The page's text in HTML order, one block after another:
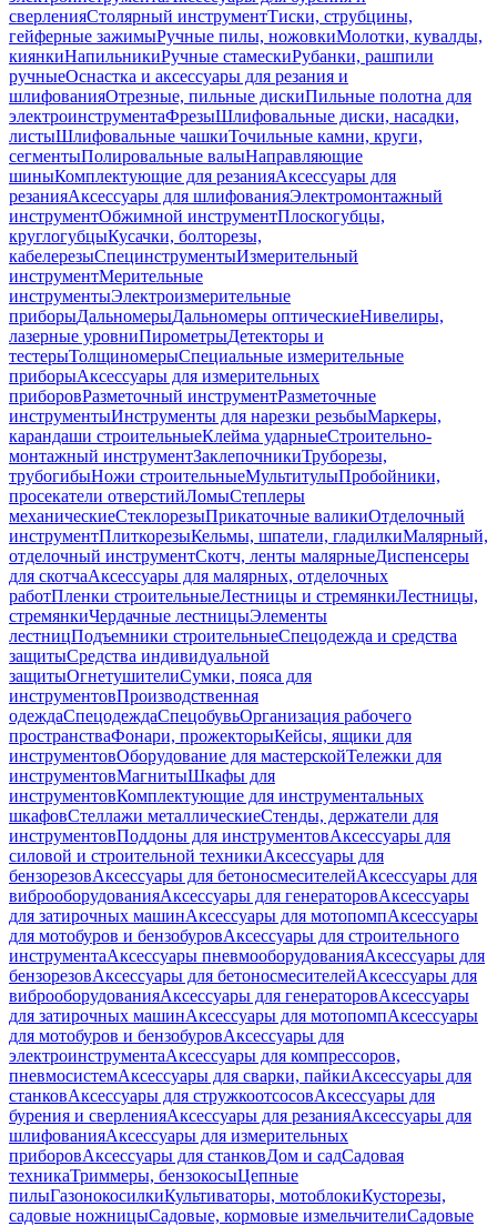
сверленияСтолярный инструментТиски, струбцины,
гейферные зажимыРучные пилы, ножовкиМолотки, кувалды,
киянкиНапильникиРучные стамескиРубанки, рашпили
ручныеОснастка и аксессуары для резания и
шлифованияОтрезные, пильные дискиПильные полотна для
электроинструментаФрезыШлифовальные диски, насадки,
листыШлифовальные чашкиТочильные камни, круги,
сегментыПолировальные валыНаправляющие
шиныКомплектующие для резанияАксессуары для
резанияАксессуары для шлифованияЭлектромонтажный
инструментОбжимной инструментПлоскогубцы,
круглогубцыКусачки, болторезы,
кабелерезыСпецинструментыИзмерительный
инструментМерительные
инструментыЭлектроизмерительные
приборыДальномерыДальномеры оптическиеНивелиры,
лазерные уровниПирометрыДетекторы и
тестерыТолщиномерыСпециальные измерительные
приборыАксессуары для измерительных
приборовРазметочный инструментРазметочные
инструментыИнструменты для нарезки резьбыМаркеры,
карандаши строительныеКлейма ударныеСтроительно-
монтажный инструментЗаклепочникиТруборезы,
трубогибыНожи строительныеМультитулыПробойники,
просекатели отверстийЛомыСтеплеры
механическиеСтеклорезыПрикаточные валикиОтделочный
инструментПлиткорезыКельмы, шпатели, гладилкиМалярный,
отделочный инструментСкотч, ленты малярныеДиспенсеры
для скотчаАксессуары для малярных, отделочных
работПленки строительныеЛестницы и стремянкиЛестницы,
стремянкиЧердачные лестницыЭлементы
лестницПодъемники строительныеСпецодежда и средства
защитыСредства индивидуальной
защитыОгнетушителиСумки, пояса для
инструментовПроизводственная
одеждаСпецодеждаСпецобувьОрганизация рабочего
пространстваФонари, прожекторыКейсы, ящики для
инструментовОборудование для мастерскойТележки для
инструментовМагнитыШкафы для
инструментовКомплектующие для инструментальных
шкафовСтеллажи металлическиеСтенды, держатели для
инструментовПоддоны для инструментовАксессуары для
силовой и строительной техникиАксессуары для
бензорезовАксессуары для бетоносмесителейАксессуары для
виброоборудованияАксессуары для генераторовАксессуары
для затирочных машинАксессуары для мотопомпАксессуары
для мотобуров и бензобуровАксессуары для строительного
инструментаАксессуары пневмооборудованияАксессуары для
бензорезовАксессуары для бетоносмесителейАксессуары для
виброоборудованияАксессуары для генераторовАксессуары
для затирочных машинАксессуары для мотопомпАксессуары
для мотобуров и бензобуровАксессуары для
электроинструментаАксессуары для компрессоров,
пневмосистемАксессуары для сварки, пайкиАксессуары для
станковАксессуары для стружкоотсосовАксессуары для
бурения и сверленияАксессуары для резанияАксессуары для
шлифованияАксессуары для измерительных
приборовАксессуары для станковДом и садСадовая
техникаТриммеры, бензокосыЦепные
пилыГазонокосилкиКультиваторы, мотоблокиКусторезы,
садовые ножницыСадовые, кормовые измельчителиСадовые